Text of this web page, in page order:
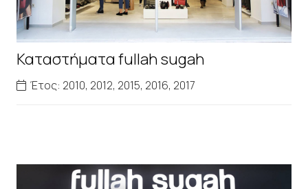
Καταστήματα fullah sugah
Έτος: 2010, 2012, 2015, 2016, 2017